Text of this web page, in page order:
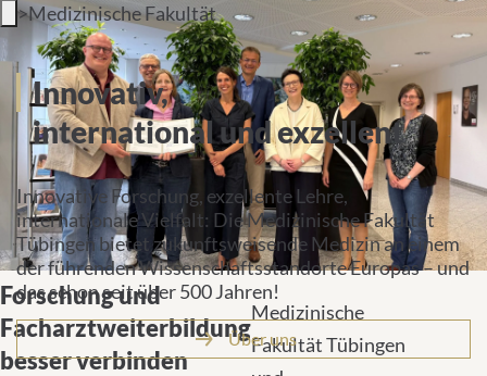
besser
>Medizinische Fakultät
Drei Säulen der Medizin
Innovativ,
international und exzellent
Innovative Forschung, exzellente Lehre,
internationale Vielfalt: Die Medizinische Fakultät
Tübingen bietet zukunftsweisende Medizin an einem
der führenden Wissenschaftsstandorte Europas – und
das schon seit über 500 Jahren!
Über uns